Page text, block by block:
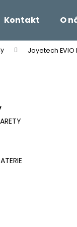
Kontakt O
Joyetech